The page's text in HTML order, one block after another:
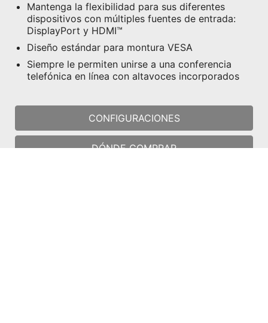
Mantenga la flexibilidad para sus diferentes
dispositivos con múltiples fuentes de entrada:
DisplayPort y HDMI™
Diseño estándar para montura VESA
Siempre le permiten unirse a una conferencia
telefónica en línea con altavoces incorporados
CONFIGURACIONES
DÓNDE COMPRAR